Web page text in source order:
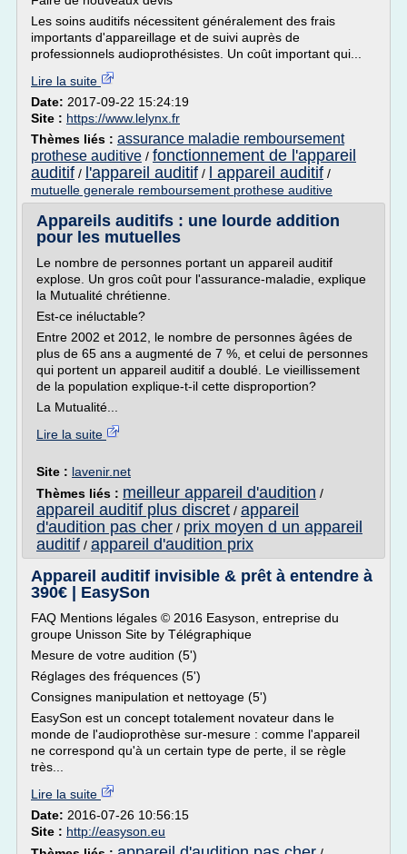
Les soins auditifs nécessitent généralement des frais
importants d'appareillage et de suivi auprès de
professionnels audioprothésistes. Un coût important qui...
Lire la suite
Date: 2017-09-22 15:24:19
Site : https://www.lelynx.fr
Thèmes liés : assurance maladie remboursement
prothese auditive / fonctionnement de l'appareil
auditif / l'appareil auditif / l appareil auditif /
mutuelle generale remboursement prothese auditive
Appareils auditifs : une lourde addition
pour les mutuelles
Le nombre de personnes portant un appareil auditif
explose. Un gros coût pour l'assurance-maladie, explique
la Mutualité chrétienne.
Est-ce inéluctable?
Entre 2002 et 2012, le nombre de personnes âgées de
plus de 65 ans a augmenté de 7 %, et celui de personnes
qui portent un appareil auditif a doublé. Le vieillissement
de la population explique-t-il cette disproportion?
La Mutualité...
Lire la suite
Site : lavenir.net
Thèmes liés : meilleur appareil d'audition /
appareil auditif plus discret / appareil
d'audition pas cher / prix moyen d un appareil
auditif / appareil d'audition prix
Appareil auditif invisible & prêt à entendre à
390€ | EasySon
FAQ Mentions légales © 2016 Easyson, entreprise du
groupe Unisson Site by Télégraphique
Mesure de votre audition (5')
Réglages des fréquences (5')
Consignes manipulation et nettoyage (5')
EasySon est un concept totalement novateur dans le
monde de l'audioprothèse sur-mesure : comme l'appareil
ne correspond qu'à un certain type de perte, il se règle
très...
Lire la suite
Date: 2016-07-26 10:56:15
Site : http://easyson.eu